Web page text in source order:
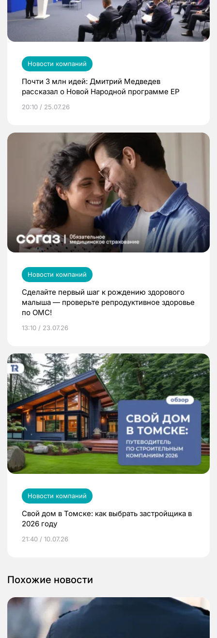
Новости компаний
Почти 3 млн идей: Дмитрий Медведев
рассказал о Новой Народной программе ЕР
20:10 / 25.07.26
Новости компаний
Сделайте первый шаг к рождению здорового
малыша — проверьте репродуктивное здоровье
по ОМС!
13:10 / 23.07.26
Новости компаний
Свой дом в Томске: как выбрать застройщика в
2026 году
21:40 / 10.07.26
Похожие новости